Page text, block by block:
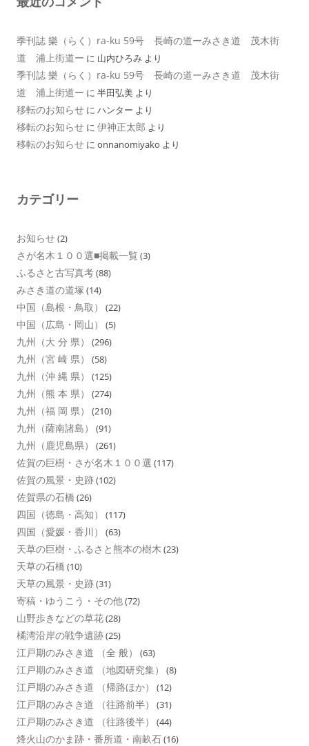
季刊誌 樂（らく）ra-ku 59号 長崎の道ーみさき道 茂木街
道 浦上街道ー に 山内ひろみ より
季刊誌 樂（らく）ra-ku 59号 長崎の道ーみさき道 茂木街
道 浦上街道ー に 半田弘美 より
移転のお知らせ に ハンター より
移転のお知らせ に 伊神正太郎 より
移転のお知らせ に onnanomiyako より
カテゴリー
お知らせ(2)
さが名木１００選■掲載一覧 (3)
ふるさと古写真考(88)
みさき道の道塚 (14)
中国（島根・鳥取） (22)
中国（広島・岡山） (5)
九州（大 分 県） (296)
九州（宮 崎 県） (58)
九州（沖 縄 県） (125)
九州（熊 本 県） (274)
九州（福 岡 県） (210)
九州（薩南諸島） (91)
九州（鹿児島県） (261)
佐賀の巨樹・さが名木１００選 (117)
佐賀の風景・史跡(102)
佐賀県の石橋 (26)
四国（徳島・高知） (117)
四国（愛媛・香川） (63)
天草の巨樹・ふるさと熊本の樹木 (23)
天草の石橋 (10)
天草の風景・史跡(31)
寄稿・ゆうこう・その他(72)
山野歩きなどの草花(28)
橘湾沿岸の戦争遺跡(25)
江戸期のみさき道 （全 般） (63)
江戸期のみさき道 （地図研究集） (8)
江戸期のみさき道 （帰路ほか） (12)
江戸期のみさき道 （往路前半） (31)
江戸期のみさき道 （往路後半） (44)
烽火山のかま跡・番所道・南畝石(16)